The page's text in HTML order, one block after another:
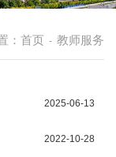
： 首页 - 教师服务
2025-06-13
2022-10-28